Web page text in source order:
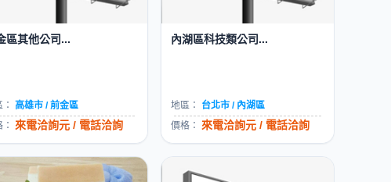
區其他公司...
高雄市 / 前金區
來電洽詢元 / 電話洽詢
內湖區科技類公司...
地區：
台北市 / 內湖區
價格： 來電洽詢元 / 電話洽詢